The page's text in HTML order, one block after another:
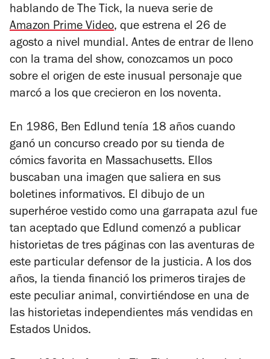
hablando de The Tick, la nueva serie de
Amazon Prime Video, que estrena el 26 de
agosto a nivel mundial. Antes de entrar de lleno
con la trama del show, conozcamos un poco
sobre el origen de este inusual personaje que
marcó a los que crecieron en los noventa.
En 1986, Ben Edlund tenía 18 años cuando
ganó un concurso creado por su tienda de
cómics favorita en Massachusetts. Ellos
buscaban una imagen que saliera en sus
boletines informativos. El dibujo de un
superhéroe vestido como una garrapata azul fue
tan aceptado que Edlund comenzó a publicar
historietas de tres páginas con las aventuras de
este particular defensor de la justicia. A los dos
años, la tienda financió los primeros tirajes de
este peculiar animal, convirtiéndose en una de
las historietas independientes más vendidas en
Estados Unidos.